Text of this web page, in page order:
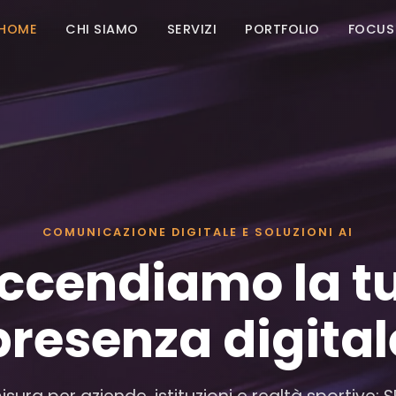
CHI SIAMO SERVIZI PORTFOLIO FOCUS
COMUNICAZIONE DIGITALE E SOLUZIONI AI
la